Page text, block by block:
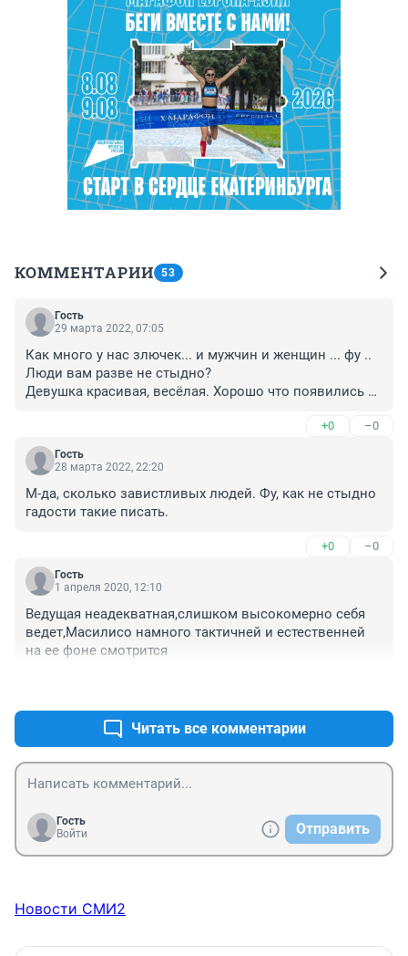
КОММЕНТАРИИ 53
Гость
29 марта 2022, 07:05
Как много у нас злючек... и мужчин и женщин ... фу ..
Люди вам разве не стыдно?
Девушка красивая, весёлая. Хорошо что появились
от куда она? Будьте добрее! Ужасает как много на
нашей земле неадекватов.
+0 –0
Гость
28 марта 2022, 22:20
М-да, сколько завистливых людей. Фу, как не стыдно
гадости такие писать.
+0 –0
Гость
1 апреля 2020, 12:10
Ведущая неадекватная,слишком высокомерно себя
ведет,Масилисо намного тактичней и естественней
на ее фоне смотрится
Читать все комментарии
Гость
Войти
Отправить
Новости СМИ2